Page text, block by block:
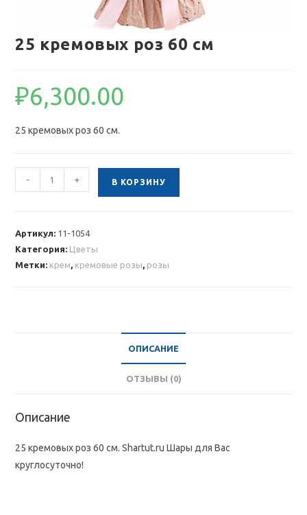
25 кремовых роз 60 см
₽6,300.00
25 кремовых роз 60 см.
Количество
товара
60
- + В КОРЗИНУ
Артикул: 11-1054
Категория: Цветы
Метки: крем, кремовые розы, розы
ОПИСАНИЕ
ОТЗЫВЫ (0)
Описание
25 кремовых роз 60 см. Shartut.ru Шары для Вас
круглосуточно!